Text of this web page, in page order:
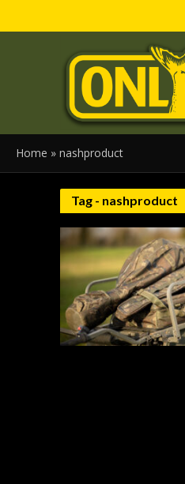
Home » nashproduct
Tag - nashproduct